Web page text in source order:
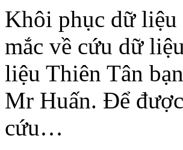
Khôi phục dữ liệu
mắc về cứu dữ
liệu Thiên Tân
Mr Huấn. Để
cứu…